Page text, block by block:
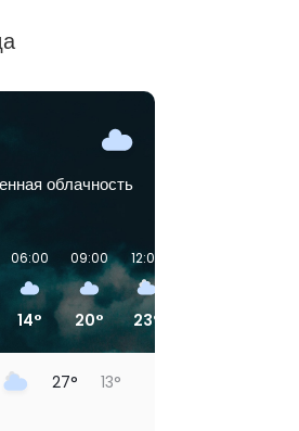
облачность
06:00
14°
09:00
20°
12:00
23°
27° 13°